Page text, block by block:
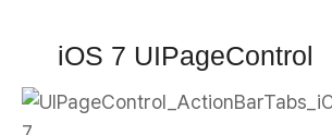
iOS 7 UIPageControl